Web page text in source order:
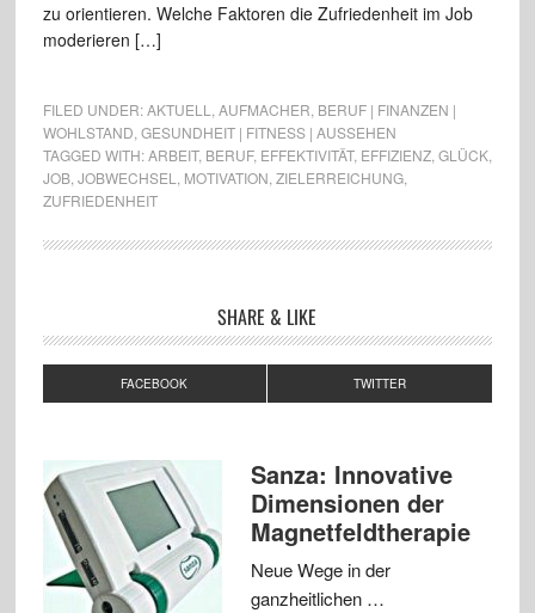
zu orientieren. Welche Faktoren die Zufriedenheit im Job
moderieren […]
FILED UNDER:AKTUELL AUFMACHER BERUF | FINANZEN |
WOHLSTAND GESUNDHEIT | FITNESS | AUSSEHEN
TAGGED WITH:ARBEIT, BERUF, EFFEKTIVITÄT, EFFIZIENZ, GLÜCK,
JOB, JOBWECHSEL MOTIVATION ZIELERREICHUNG,
ZUFRIEDENHEIT
SHARE & LIKE
FACEBOOK TWITTER
Sanza: Innovative
Dimensionen der
Magnetfeldtherapie
Neue Wege in der
ganzheitlichen …